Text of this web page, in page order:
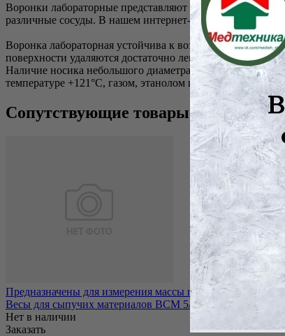
Воронки лабораторные представляют собой
различные сосуды. В нашем интернет-магазине вы
Воронка лабораторная устойчива к воздействию
поверхности удаляются достаточно легко. В нашем
Наличие носика небольшого диаметра позволяет
температуре +121°С, газом, этанолом или формалином.
Сопутствующие товары
Предназначены для измерения массы преимущественно
Весы для сыпучих материалов ВСМ 5/2
Нет в наличии
Заказать